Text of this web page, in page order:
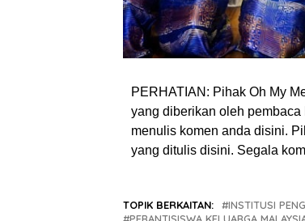
PERHATIAN: Pihak Oh My
yang diberikan oleh
menulis komen anda disini.
yang ditulis disini. Segala
TOPIK BERKAITAN: INSTITUSI